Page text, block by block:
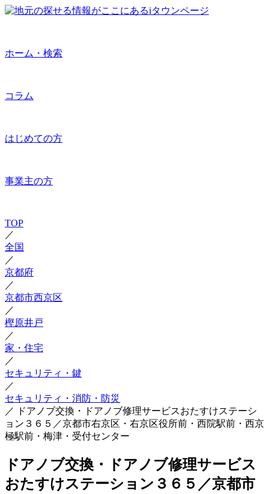
ホーム・検索
コラム
はじめての方
事業主の方
TOP
／
全国
／
京都府
／
京都市西京区
／
樫原井戸
／
家・住宅
／
セキュリティ・鍵
／
セキュリティ・消防・防災
／
ドアノブ交換・ドアノブ修理サービスおたすけステーシ
ョン３６５／京都市右京区・右京区役所前・西院駅前・西京
極駅前・梅津・受付センター
ドアノブ交換・ドアノブ修理サービス
おたすけステーション３６５／京都市